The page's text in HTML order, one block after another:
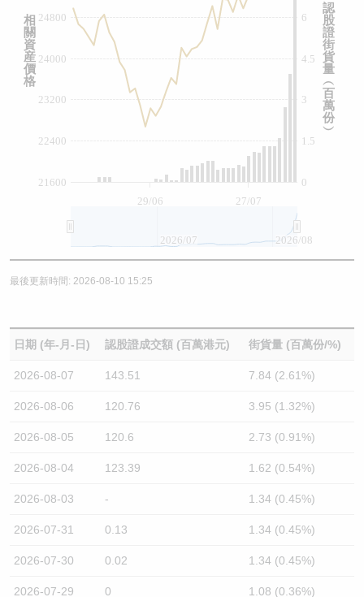
29/06 27/07
0
1.5
3
4.5
6
21600
22400
23200
24000
24800
2026/07 2026/08
認
股
證
街
貨
量
︵
百
萬
份
︶
相
關
資
産
價
格
最後更新時間: 2026-08-10 15:25
日期 (年-月-日) 認股證成交額 (百萬港元) 街貨量 (百萬份/%)
2026-08-07 143.51 7.84 (2.61%)
2026-08-06 120.76 3.95 (1.32%)
2026-08-05 120.6 2.73 (0.91%)
2026-08-04 123.39 1.62 (0.54%)
2026-08-03 - 1.34 (0.45%)
2026-07-31 0.13 1.34 (0.45%)
2026-07-30 0.02 1.34 (0.45%)
2026-07-29 0 1.08 (0.36%)
牛熊證文件及公告 (瑞信)
收市競價變化